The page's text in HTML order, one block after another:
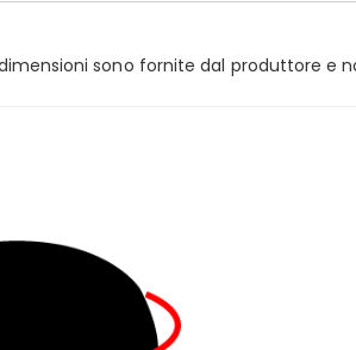
sono fornite dal produttore e